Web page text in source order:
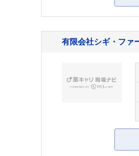
有限会社シギ・フ